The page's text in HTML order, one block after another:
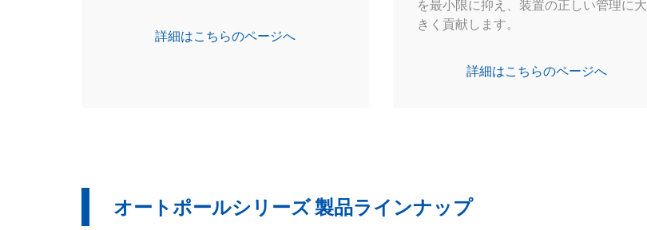
詳細はこちらのページへ
を最小限に抑え、装置の正しい管理に大
きく貢献します。
詳細はこちらのページへ
オートポールシリーズ 製品ラインナップ